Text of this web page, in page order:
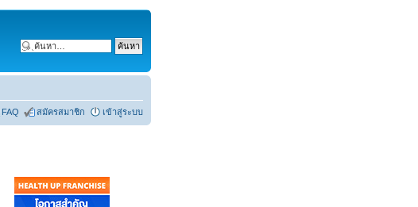
FAQ สมัครสมาชิก เข้าสู่ระบบ